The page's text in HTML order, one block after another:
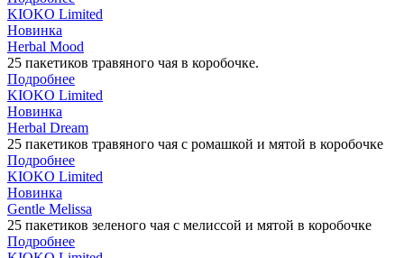
KIOKO Limited
Новинка
Herbal Mood
25 пакетиков травяного чая в коробочке.
Подробнее
KIOKO Limited
Новинка
Herbal Dream
25 пакетиков травяного чая с ромашкой и мятой в коробочке
Подробнее
KIOKO Limited
Новинка
Gentle Melissa
25 пакетиков зеленого чая с мелиссой и мятой в коробочке
Подробнее